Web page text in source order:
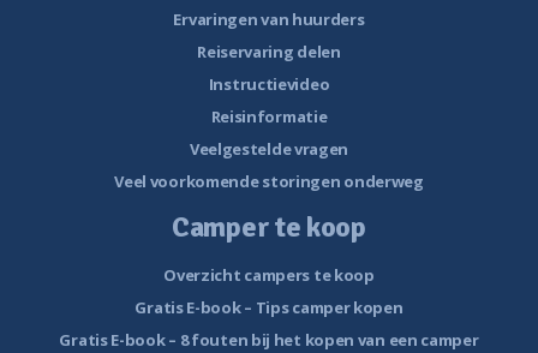
Ervaringen van huurders
Reiservaring delen
Instructievideo
Reisinformatie
Veelgestelde vragen
Veel voorkomende storingen onderweg
Camper te koop
Overzicht campers te koop
Gratis E-book – Tips camper kopen
Gratis E-book – 8 fouten bij het kopen van een camper